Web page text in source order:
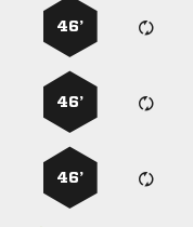
46’
46’
46’